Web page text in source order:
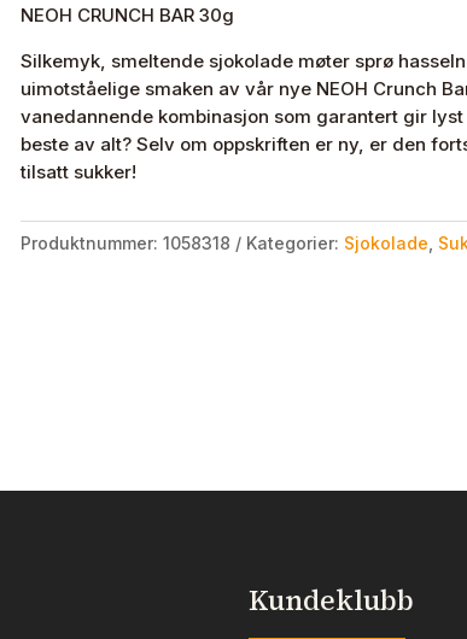
30g
NEOH CRUNCH BAR 30g
Silkemyk, smeltende sjokolade møter sprø
uimotståelige smaken av vår nye NEOH Crunch
vanedannende kombinasjon som garantert gir lyst
beste av alt? Selv om oppskriften er ny, er den
tilsatt sukker!
Produktnummer: 1058318 Kategorier: Sjokolade
Kundeklubb